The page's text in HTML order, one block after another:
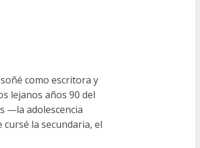
como escritora y
lejanos años 90 del
—la adolescencia
la secundaria, el